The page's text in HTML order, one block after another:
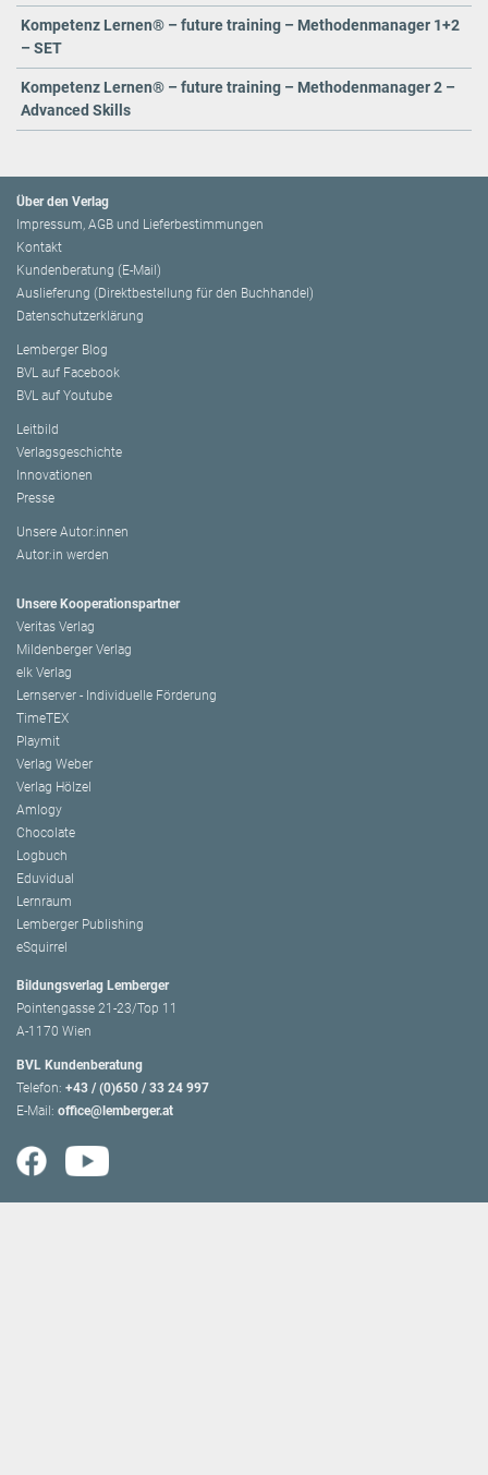
Kompetenz Lernen® – future training – Methodenmanager 1+2
– SET
Kompetenz Lernen® – future training – Methodenmanager 2 –
Advanced Skills
Über den Verlag
Impressum, AGB und Lieferbestimmungen
Kontakt
Kundenberatung (E-Mail)
Auslieferung (Direktbestellung für den Buchhandel)
Datenschutzerklärung
Lemberger Blog
BVL auf Facebook
BVL auf Youtube
Leitbild
Verlagsgeschichte
Innovationen
Presse
Unsere Autor:innen
Autor:in werden
Unsere Kooperationspartner
Veritas Verlag
Mildenberger Verlag
elk Verlag
Lernserver - Individuelle Förderung
TimeTEX
Playmit
Verlag Weber
Verlag Hölzel
Amlogy
Chocolate
Logbuch
Eduvidual
Lernraum
Lemberger Publishing
eSquirrel
Bildungsverlag Lemberger
Pointengasse 21-23/Top 11
A-1170 Wien
BVL Kundenberatung
Telefon: +43 / (0)650 / 33 24 997
E-Mail: office@lemberger.at